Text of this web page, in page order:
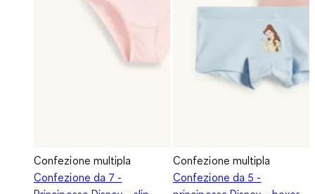
Confezione multipla
Confezione da 7 -
Confezione multipla
Confezione da 5 -